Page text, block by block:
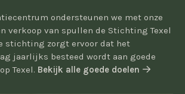
ondersteunen we met onze
verkoop van spullen de Stichting Texel
stichting zorgt ervoor dat het
jaarlijks besteed wordt aan goede
Texel. Bekijk alle goede doelen